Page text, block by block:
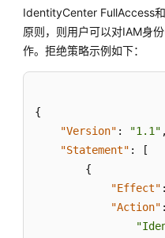
访
IdentityCenter FullAccess
原则，则用户可以对IAM身
作。拒绝策略示例如下：
{
"Version" : "1.1" ,
"Statement" :
[
{
"Effect" :
"Action" :